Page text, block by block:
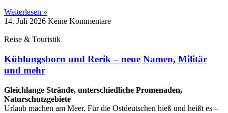
Weiterlesen »
14. Juli 2026 Keine Kommentare
Reise & Touristik
Kühlungsborn und Rerik – neue Namen, Militär
und mehr
Gleichlange Strände, unterschiedliche Promenaden,
Naturschutzgebiete
Urlaub machen am Meer. Für die Ostdeutschen hieß und heißt es –